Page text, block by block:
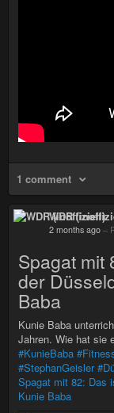
1 comment
WDR
2 months ago –
Spagat mit
der
Baba
Kunie Baba
Jahren. Wie hat sie
#KunieBaba
#StephanGeisler
Spagat mit 82: Das
Kunie Baba